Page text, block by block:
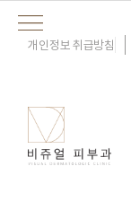
개인정보 취급방침